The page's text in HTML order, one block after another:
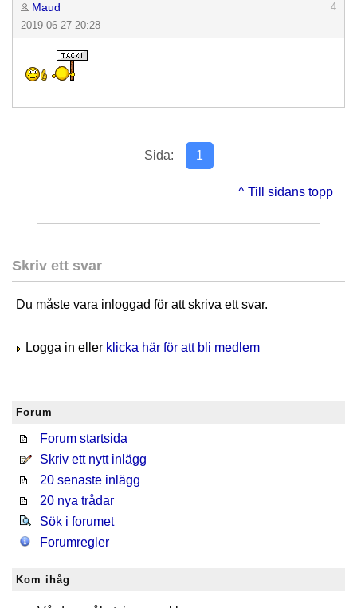
Maud
4
2019-06-27 20:28
Sida: 1
^ Till sidans topp
Skriv ett svar
Du måste vara inloggad för att skriva ett svar.
Logga in eller klicka här för att bli medlem
Forum
Forum startsida
Skriv ett nytt inlägg
20 senaste inlägg
20 nya trådar
Sök i forumet
Forumregler
Kom ihåg